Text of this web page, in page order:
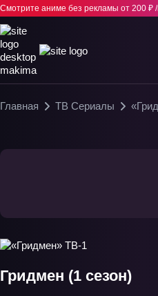
Смотрите аниме без рекламы от 200 ₽
Главная ТВ Сериалы
Гридмен (1 сезон)